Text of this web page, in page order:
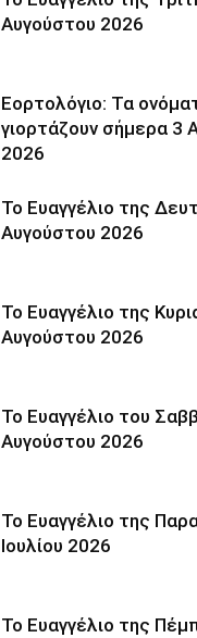
Αυγούστου 2026
Εορτολόγιο: Τα
γιορτάζουν σήμερα 3
2026
Το Ευαγγέλιο της
Αυγούστου 2026
Το Ευαγγέλιο της
Αυγούστου 2026
Το Ευαγγέλιο του
Αυγούστου 2026
Το Ευαγγέλιο της
Ιουλίου 2026
Το Ευαγγέλιο της